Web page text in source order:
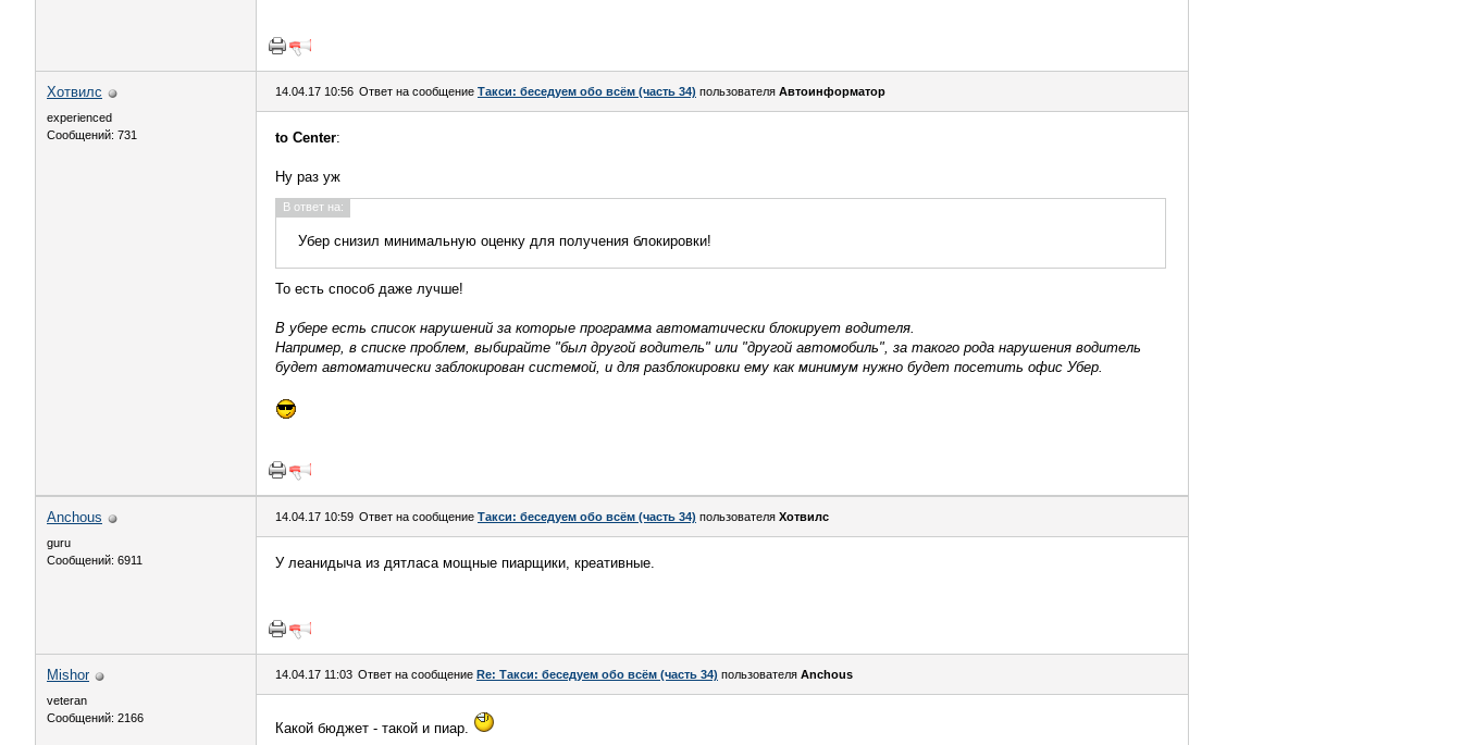
Хотвилс
experienced
Сообщений: 731
14.04.17 10:56 Ответ на сообщение Такси: беседуем обо всём (часть 34) пользователя Автоинформатор
to Center:
Ну раз уж
В ответ на:
Убер снизил минимальную оценку для получения блокировки!
То есть способ даже лучше!
В убере есть список нарушений за которые программа автоматически блокирует водителя.
Например, в списке проблем, выбирайте "был другой водитель" или "другой автомобиль", за такого рода нарушения водитель
будет автоматически заблокирован системой, и для разблокировки ему как минимум нужно будет посетить офис Убер.
Anchous
guru
Сообщений: 6911
14.04.17 10:59 Ответ на сообщение Такси: беседуем обо всём (часть 34) пользователя Хотвилс
У леанидыча из дятласа мощные пиарщики, креативные.
Mishor
veteran
Сообщений: 2166
14.04.17 11:03 Ответ на сообщение Re: Такси: беседуем обо всём (часть 34) пользователя Anchous
Какой бюджет - такой и пиар.